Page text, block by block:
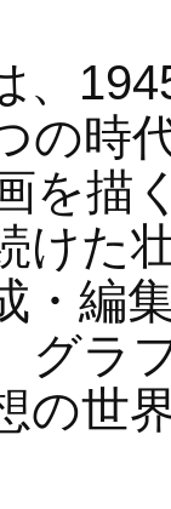
、
の時
を描
けた
・編
グラ
の世